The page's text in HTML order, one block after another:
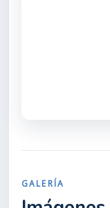
GALERÍA